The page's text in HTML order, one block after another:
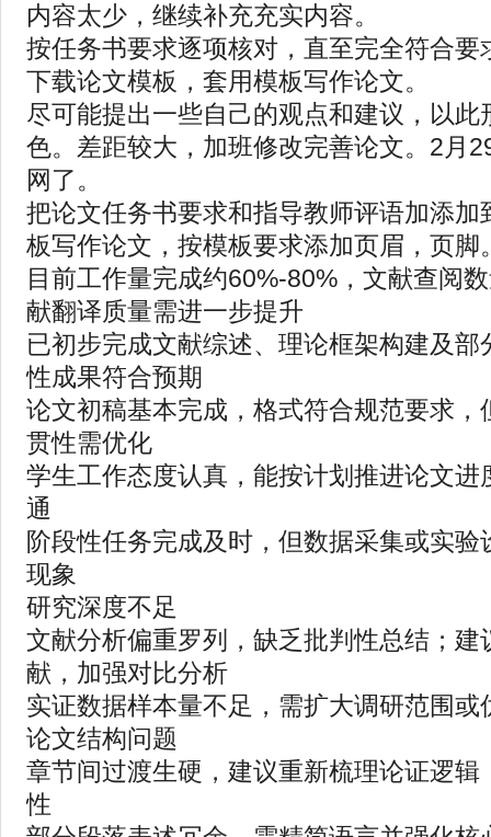
内容太少，继续补充充实内容。
按任务书要求逐项核对，直至完全符合要
下载论文模板，套用模板写作论文。
尽可能提出一些自己的观点和建议，以此
色。差距较大，加班修改完善论文。2月
网了。
把论文任务书要求和指导教师评语加添加
板写作论文，按模板要求添加页眉，页脚
目前工作量完成约60%-80%，文献查阅
献翻译质量需进一步提升‌
已初步完成文献综述、理论框架构建及部
性成果符合预期‌
论文初稿基本完成，格式符合规范要求，
贯性需优化‌
学生工作态度认真，能按计划推进论文进
通‌
阶段性任务完成及时，但数据采集或实验
现象
‌研究深度不足‌
文献分析偏重罗列，缺乏批判性总结；建
献，加强对比分析‌
实证数据样本量不足，需扩大调研范围或
‌论文结构问题‌
章节间过渡生硬，建议重新梳理论证逻辑
性‌